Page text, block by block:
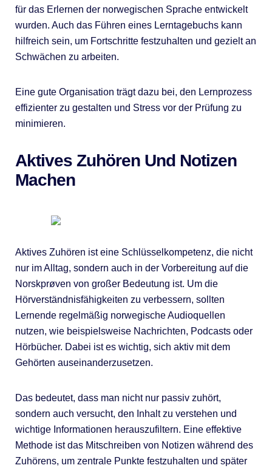
für das Erlernen der norwegischen Sprache entwickelt
wurden. Auch das Führen eines Lerntagebuchs kann
hilfreich sein, um Fortschritte festzuhalten und gezielt an
Schwächen zu arbeiten.
Eine gute Organisation trägt dazu bei, den Lernprozess
effizienter zu gestalten und Stress vor der Prüfung zu
minimieren.
Aktives Zuhören Und Notizen
Machen
Aktives Zuhören ist eine Schlüsselkompetenz, die nicht
nur im Alltag, sondern auch in der Vorbereitung auf die
Norskprøven von großer Bedeutung ist. Um die
Hörverständnisfähigkeiten zu verbessern, sollten
Lernende regelmäßig norwegische Audioquellen
nutzen, wie beispielsweise Nachrichten, Podcasts oder
Hörbücher. Dabei ist es wichtig, sich aktiv mit dem
Gehörten auseinanderzusetzen.
Das bedeutet, dass man nicht nur passiv zuhört,
sondern auch versucht, den Inhalt zu verstehen und
wichtige Informationen herauszufiltern. Eine effektive
Methode ist das Mitschreiben von Notizen während des
Zuhörens, um zentrale Punkte festzuhalten und später